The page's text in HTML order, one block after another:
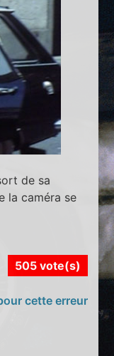
de sa
la caméra se
505 vote(s)
cette erreur